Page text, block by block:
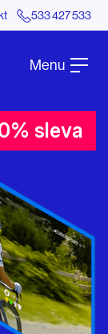
533 427 533
Menu
sleva